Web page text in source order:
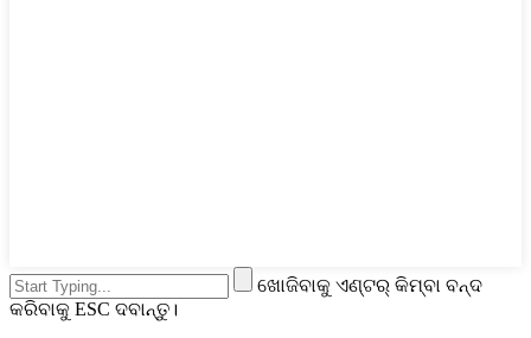
ଖୋଜିବାକୁ ଏଣ୍ଟର୍ କିମ୍ବା ବନ୍ଦ
କରିବାକୁ ESC ଦବାନ୍ତୁ।